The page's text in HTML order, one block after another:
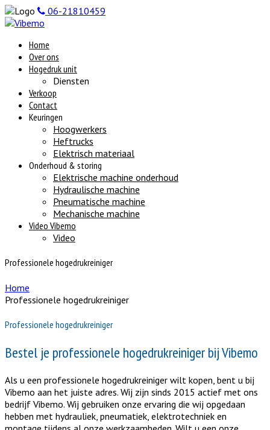
06-21810459
Home
Over ons
Hogedruk unit
Diensten
Verkoop
Contact
Keuringen
Hoogwerkers
Heftrucks
Elektrisch materiaal
Onderhoud & storing
Elektrische machine onderhoud
Hydraulische machine
Pneumatische machine
Mechanische machine
Video Vibemo
Video
Professionele hogedrukreiniger
Home
Professionele hogedrukreiniger
Professionele hogedrukreiniger
Bestel je professionele hogedrukreiniger bij Vibemo
Als u een professionele hogedrukreiniger wilt kopen, bent u bij
Vibemo aan het juiste adres. Wij zijn sinds 2015 actief met ons
bedrijf Vibemo. Wij gebruiken onze ervaring die wij opgedaan
hebben met hydrauliek, pneumatiek, elektrotechniek en